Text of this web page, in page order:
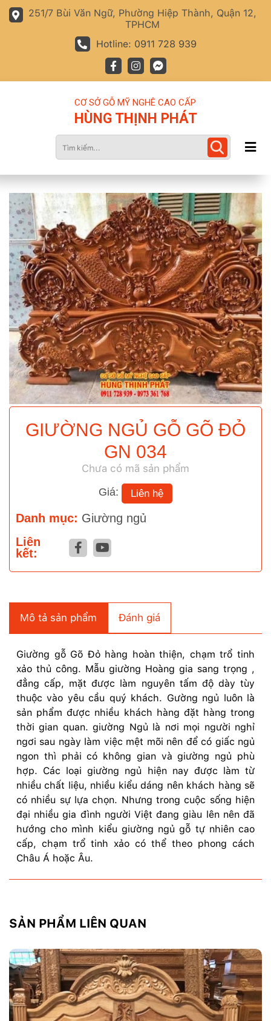
251/7 Bùi Văn Ngữ, Phường Hiệp Thành, Quận 12,
TPHCM
Hotline: 0911 728 939
CƠ SỞ GỖ MỸ NGHÊ CAO CẤP
HÙNG THỊNH PHÁT
GIƯỜNG NGỦ GỖ GÕ ĐỎ
GN 034
Chưa có mã sản phẩm
Giá:
Liên hệ
Danh mục: Giường ngủ
Liên
kết:
Mô tả sản phẩm Đánh giá
Giường gỗ Gõ Đỏ hàng hoàn thiện, chạm trổ tinh
xảo thủ công. Mẫu giường Hoàng gia sang trọng ,
đẳng cấp, mặt được làm nguyên tấm độ dày tùy
thuộc vào yêu cầu quý khách. Gường ngủ luôn là
sản phẩm được nhiều khách hàng đặt hàng trong
thời gian quan. giường Ngủ là nơi mọi người nghỉ
ngơi sau ngày làm việc mệt mõi nên để có giấc ngủ
ngon thì phải có không gian và giường ngủ phù
hợp. Các loại giường ngủ hiện nay được làm từ
nhiều chất liệu, nhiều kiểu dáng nên khách hàng sẽ
có nhiều sự lựa chọn. Nhưng trong cuộc sống hiện
đại nhiều gia đình người Việt đang giàu lên nên đã
hướng cho mình kiểu giường ngủ gỗ tự nhiên cao
cấp, chạm trổ tinh xảo có thể theo phong cách
Châu Á hoặc Âu.
SẢN PHẨM LIÊN QUAN